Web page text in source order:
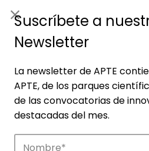
Suscríbete a
Newsletter
La newsletter de APTE
APTE, de los parques
de las convocatorias de
destacadas del mes.